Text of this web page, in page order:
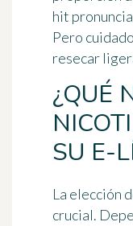
hit
Pero
resecar
¿QUÉ
SU E-
La elección
crucial.